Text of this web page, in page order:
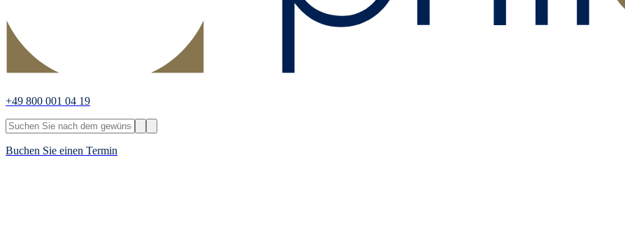
+49 800 001 04 19
Buchen Sie einen Termin